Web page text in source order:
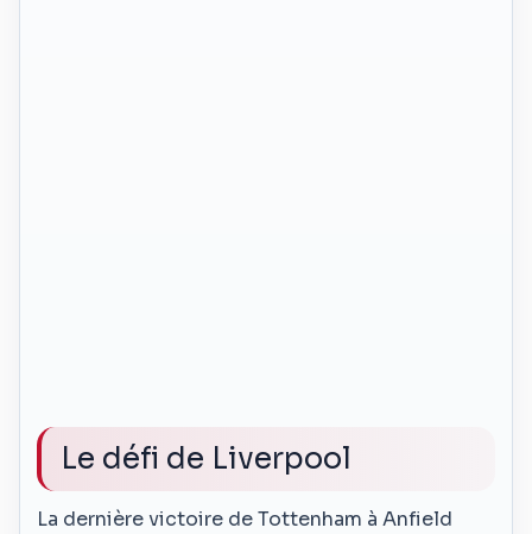
Le défi de Liverpool
La dernière victoire de Tottenham à Anfield